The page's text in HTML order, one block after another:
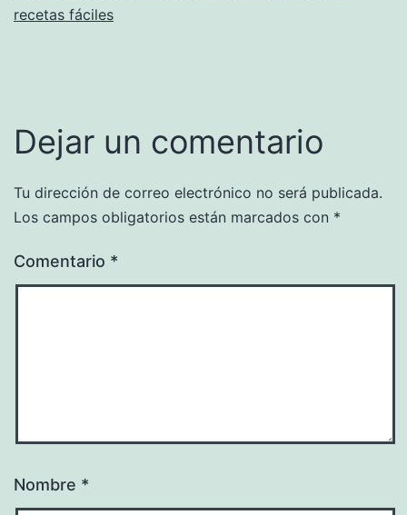
recetas fáciles
Dejar un comentario
Tu dirección de correo electrónico no será publicada.
Los campos obligatorios están marcados con *
Comentario *
Nombre *